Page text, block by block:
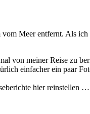
Meer entfernt. Als
von meiner Reise zu
einfacher ein paar
hier reinstellen …